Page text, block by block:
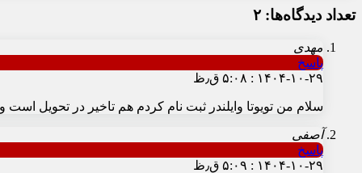
تعداد دیدگاه‌ها: ۲
مهدی
پاسخ
۱۴۰۴-۱۰-۲۹ : ۵:۰۸ ق٫ظ
سلام من تویوتا وایلندر ثبت نام کردم هم تاخیر در تحویل
آصفی
پاسخ
۱۴۰۴-۱۰-۲۹ : ۵:۰۹ ق٫ظ